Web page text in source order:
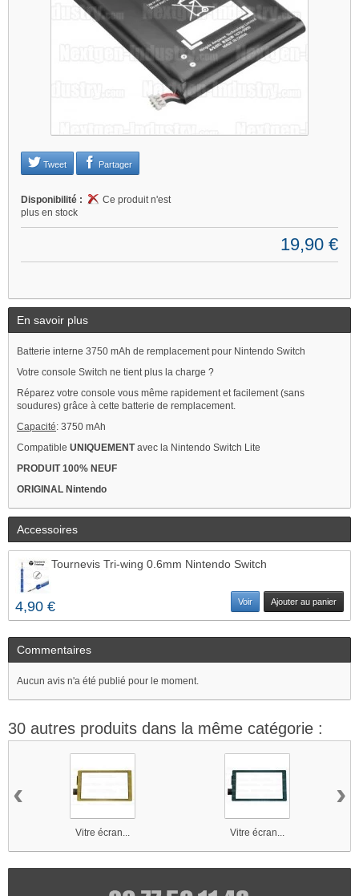
Je refuse
Changer mes préférences
Tweet Partager
Disponibilité :
Ce produit n'est
plus en stock
19,90 €
En savoir plus
Batterie interne 3750 mAh de remplacement pour Nintendo Switch
Votre console Switch ne tient plus la charge ?
Réparez votre console vous même rapidement et facilement (sans
soudures) grâce à cette batterie de remplacement.
Capacité: 3750 mAh
Compatible UNIQUEMENTavec la Nintendo Switch Lite
PRODUIT 100% NEUF
ORIGINAL Nintendo
Accessoires
Tournevis Tri-wing 0.6mm Nintendo Switch
4,90 € Ajouter au panier
Voir
Commentaires
Aucun avis n'a été publié pour le moment.
30 autres produits dans la même catégorie :
Vitre écran... Vitre écran...
‹ ›